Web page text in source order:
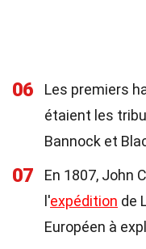
06
Les premiers
étaient les
Bannock et
07
En 1807, John
l'expédition de
Européen à